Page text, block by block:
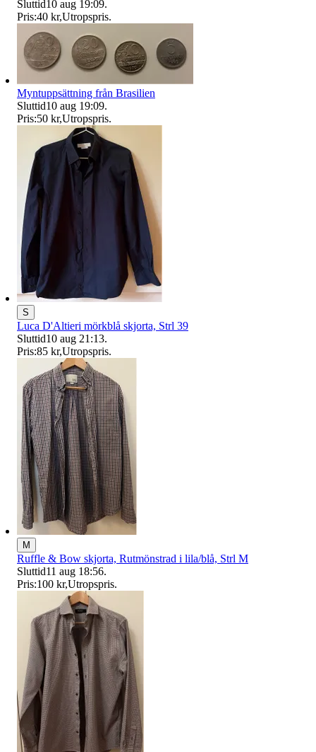
Sluttid10 aug 19:09.
Pris:40 kr,Utropspris.
Myntuppsättning från Brasilien
Sluttid10 aug 19:09.
Pris:50 kr,Utropspris.
S
Luca D'Altieri mörkblå skjorta, Strl 39
Sluttid10 aug 21:13.
Pris:85 kr,Utropspris.
M
Ruffle & Bow skjorta, Rutmönstrad i lila/blå, Strl M
Sluttid11 aug 18:56.
Pris:100 kr,Utropspris.